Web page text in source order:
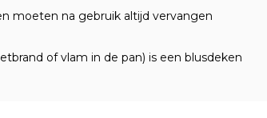
moeten na gebruik altijd vervangen
of vlam in de pan) is een blusdeken